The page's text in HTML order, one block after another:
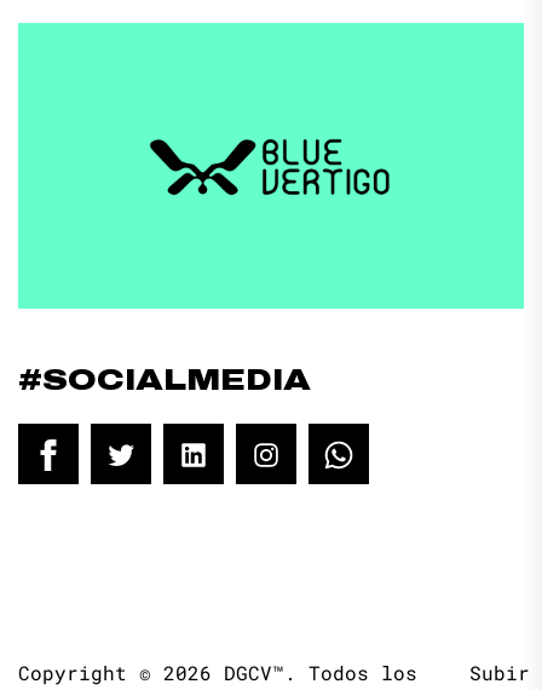
#SOCIALMEDIA
FacebookTwitter LinkedInInstagram
Copyright © 2026 DGCV™. Todos los Subir